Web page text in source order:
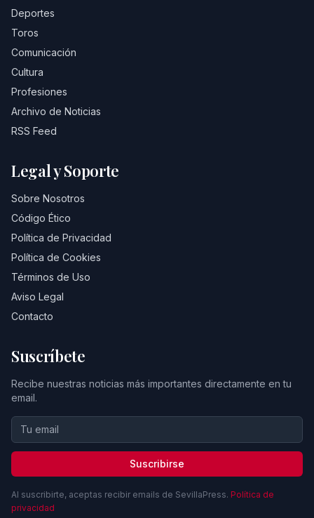
Deportes
Toros
Comunicación
Cultura
Profesiones
Archivo de Noticias
RSS Feed
Legal y Soporte
Sobre Nosotros
Código Ético
Política de Privacidad
Política de Cookies
Términos de Uso
Aviso Legal
Contacto
Suscríbete
Recibe nuestras noticias más importantes directamente en tu
email.
Suscribirse
Al suscribirte, aceptas recibir emails de SevillaPress. Política de
privacidad